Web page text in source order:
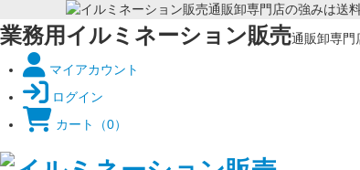
業務用イルミネーション販売通販卸専門
マイアカウント
ログイン
カート
（0）